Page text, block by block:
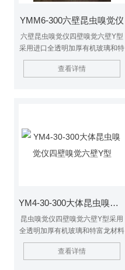
YMM6-300六壁昆虫嗅觉仪
六壁昆虫嗅觉仪四壁嗅觉六壁Y型
采用进口全透明加厚有机玻璃和特
富龙材料制作，一次成型密封性能
好，可定做多个抽气孔，或定做多
查看详情
YM4-30-300大体昆虫嗅觉仪四壁嗅觉六壁Y型
昆虫嗅觉仪四壁嗅觉六壁Y型采用
全透明加厚有机玻璃和特富龙材料
制作，一次成型密封性能好，可定
做多个抽气孔，或定做多个昆虫通
查看详情